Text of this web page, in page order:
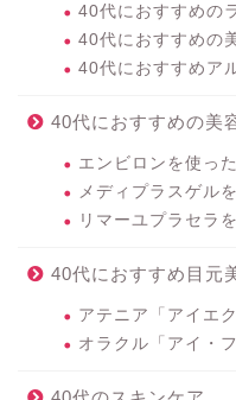
40代におすすめの
40代におすすめの
40代におすすめア
40代におすすめの美
エンビロンを使っ
メディプラスゲル
リマーユプラセラ
40代におすすめ目元
アテニア「アイエ
オラクル「アイ・